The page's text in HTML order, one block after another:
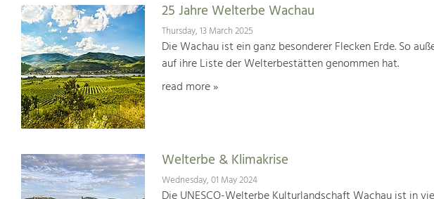
25 Jahre Welterbe Wachau
Thursday, 13 March 2025
Die Wachau ist ein ganz besonderer Flecken Erde. So
auf ihre Liste der Welterbestätten genommen hat.
read more »
Welterbe & Klimakrise
Wednesday, 01 May 2024